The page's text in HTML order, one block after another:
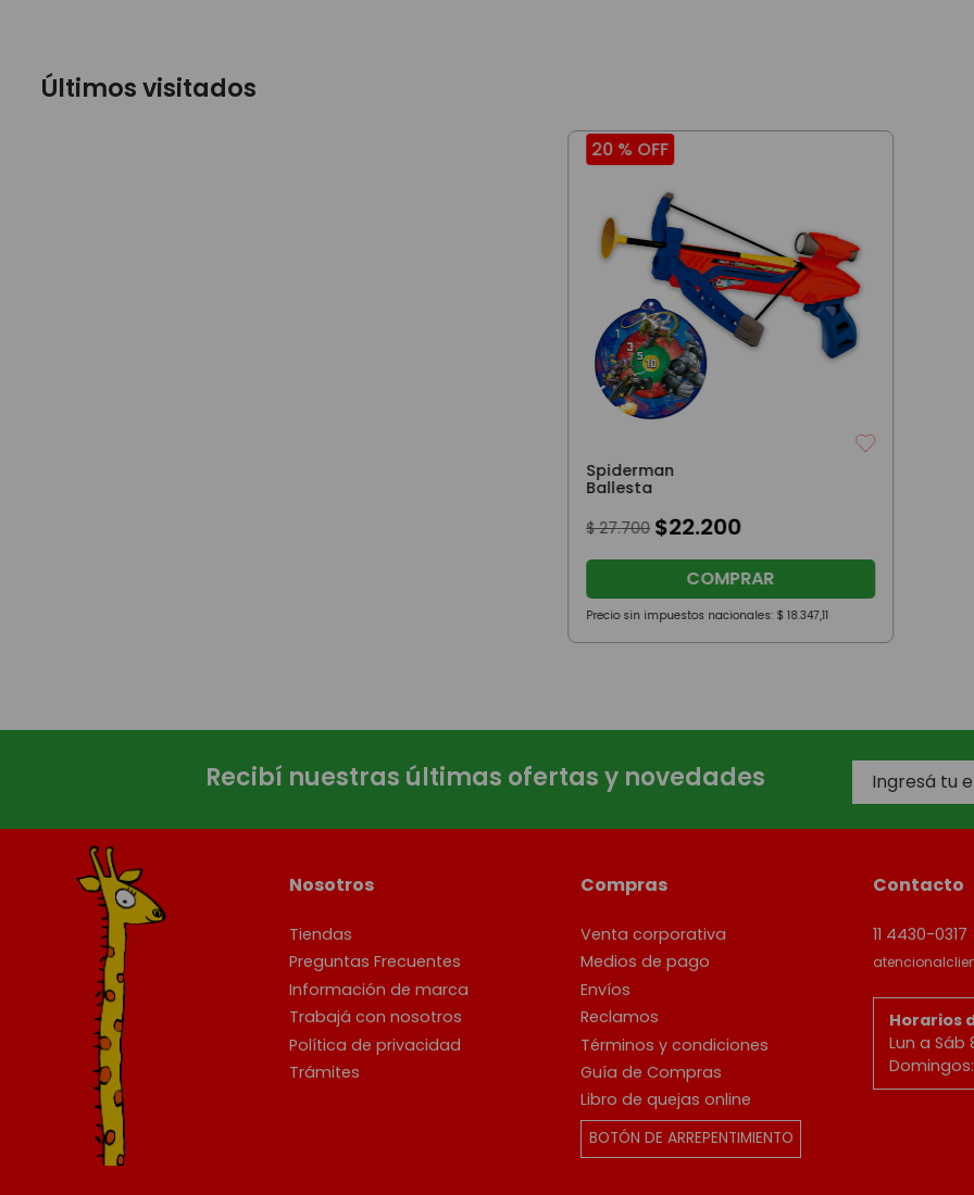
Últimos visitados
20 %OFF
Spiderman
Ballesta
$ 27.700 $22.200
COMPRAR
Precio sin impuestos nacionales: $ 18.347,11
Recibí nuestras últimas ofertas y novedades
Nosotros
Tiendas
Preguntas Frecuentes
Información de marca
Trabajá con nosotros
Política de privacidad
Trámites
Compras
Venta corporativa
Medios de pago
Envíos
Reclamos
Términos y condiciones
Guía de Compras
Libro de quejas online
BOTÓN DE ARREPENTIMIENTO
Contacto
11 4430-0317
Horarios
Lun a Sáb
Domingos: